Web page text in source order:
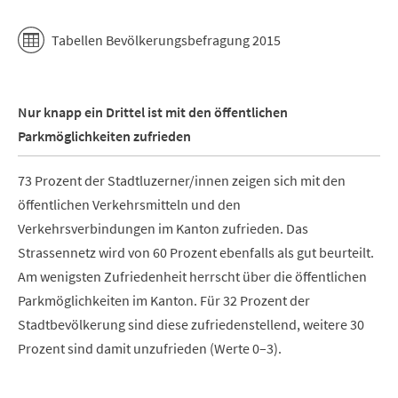
Tabellen Bevölkerungsbefragung 2015
Nur knapp ein Drittel ist mit den öffentlichen
Parkmöglichkeiten zufrieden
73 Prozent der Stadtluzerner/innen zeigen sich mit den
öffentlichen Verkehrsmitteln und den
Verkehrsverbindungen im Kanton zufrieden. Das
Strassennetz wird von 60 Prozent ebenfalls als gut beurteilt.
Am wenigsten Zufriedenheit herrscht über die öffentlichen
Parkmöglichkeiten im Kanton. Für 32 Prozent der
Stadtbevölkerung sind diese zufriedenstellend, weitere 30
Prozent sind damit unzufrieden (Werte 0–3).